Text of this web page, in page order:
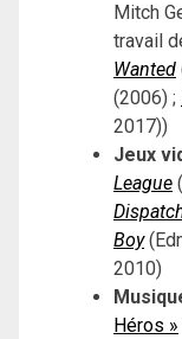
Mitch
travail
Wanted
(2006) ;
2017))
Jeux
League
Boy
2010)
Héros »